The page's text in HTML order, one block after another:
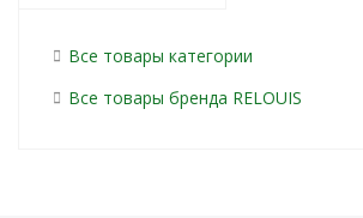
Все товары категории
Все товары бренда RELOUIS